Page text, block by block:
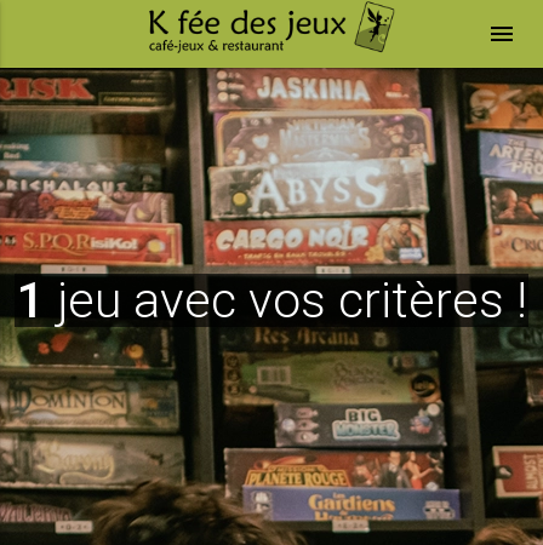
menu
1 jeu avec vos critères !